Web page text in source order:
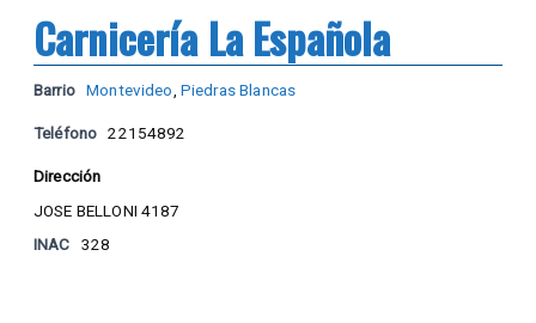
Carnicería La Española
Barrio Montevideo Piedras Blancas
Teléfono 22154892
Dirección
JOSE BELLONI 4187
INAC
328